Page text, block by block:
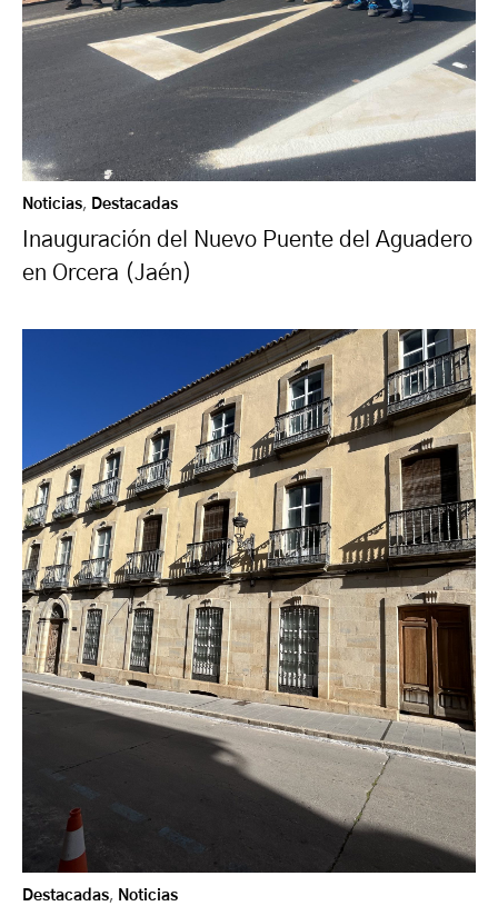
Noticias, Destacadas
Inauguración del Nuevo Puente del Aguadero
en Orcera (Jaén)
Destacadas, Noticias